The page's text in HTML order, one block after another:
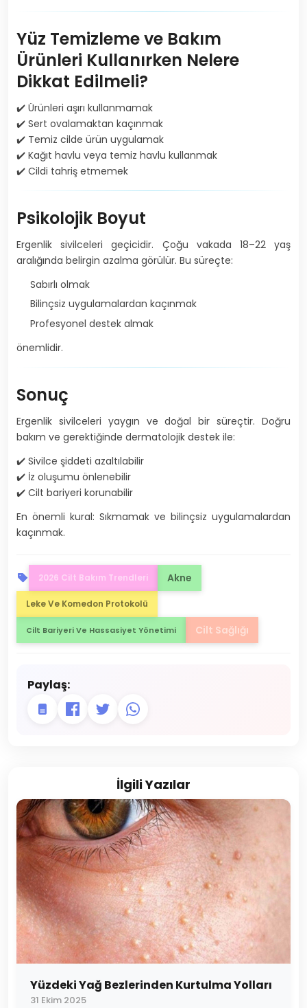
Yüz Temizleme ve Bakım
Ürünleri Kullanırken Nelere
Dikkat Edilmeli?
✔️ Ürünleri aşırı kullanmamak
✔️ Sert ovalamaktan kaçınmak
✔️ Temiz cilde ürün uygulamak
✔️ Kağıt havlu veya temiz havlu kullanmak
✔️ Cildi tahriş etmemek
Psikolojik Boyut
Ergenlik sivilceleri geçicidir. Çoğu vakada 18–22 yaş
aralığında belirgin azalma görülür. Bu süreçte:
Sabırlı olmak
Bilinçsiz uygulamalardan kaçınmak
Profesyonel destek almak
önemlidir.
Sonuç
Ergenlik sivilceleri yaygın ve doğal bir süreçtir. Doğru
bakım ve gerektiğinde dermatolojik destek ile:
✔️ Sivilce şiddeti azaltılabilir
✔️ İz oluşumu önlenebilir
✔️ Cilt bariyeri korunabilir
En önemli kural: Sıkmamak ve bilinçsiz uygulamalardan
kaçınmak.
2026 Cilt Bakım Trendleri Akne
Leke Ve Komedon Protokolü
Cilt Bariyeri Ve Hassasiyet Yönetimi Cilt Sağlığı
Paylaş:
İlgili Yazılar
Yüzdeki Yağ Bezlerinden Kurtulma Yolları
31 Ekim 2025